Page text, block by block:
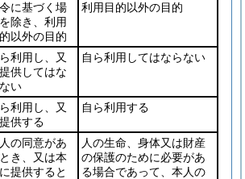
に基づく場
除き、利用
以外の目的
利用目的以外の目的
利用し、又
供してはな
い
自ら利用してはならない
利用し、又
供する
自ら利用する
の同意があ
き、又は本
提供すると
人の生命、身体又は財産
の保護のために必要があ
る場合であって、本人の